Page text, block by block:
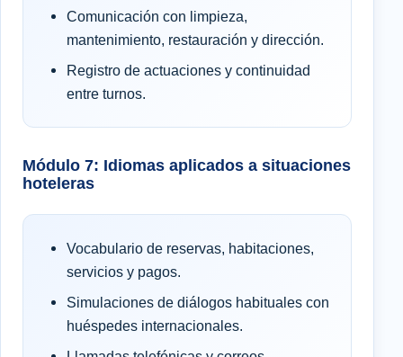
Comunicación con limpieza,
mantenimiento, restauración y dirección.
Registro de actuaciones y continuidad
entre turnos.
Módulo 7: Idiomas aplicados a situaciones
hoteleras
Vocabulario de reservas, habitaciones,
servicios y pagos.
Simulaciones de diálogos habituales con
huéspedes internacionales.